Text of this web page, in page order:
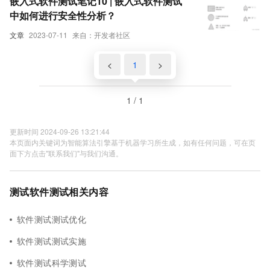
文章 2023-07-11 来自：开发者社区
中如何进行安全性分析？
< 1 >
1 / 1
更新时间 2024-09-26 13:21:44
本页面内关键词为智能算法引擎基于机器学习所生成，如有任何问题，可在页
面下方点击"联系我们"与我们沟通。
测试软件测试相关内容
软件测试测试优化
软件测试测试实施
软件测试科学测试